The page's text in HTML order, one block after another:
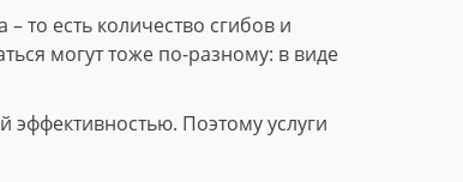
то есть количество сгибов и
могут тоже по-разному: в виде
Поэтому услуги